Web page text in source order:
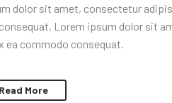
dolor sit amet, consectetur
Lorem ipsum dolor sit
ea commodo consequat.
Read More